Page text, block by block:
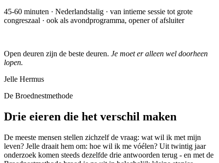
45-60 minuten · Nederlandstalig · van intieme sessie tot grote
congreszaal · ook als avondprogramma, opener of afsluiter
Open deuren zijn de beste deuren. Je moet er alleen wel doorheen
lopen.
Jelle Hermus
De Broednestmethode
Drie eieren die het verschil maken
De meeste mensen stellen zichzelf de vraag: wat wil ik met mijn
leven? Jelle draait hem om: hoe wil ik me vóélen? Uit twintig jaar
onderzoek komen steeds dezelfde drie antwoorden terug - en met de